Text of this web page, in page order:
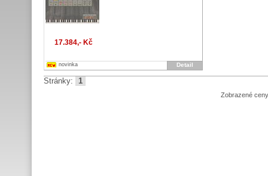
17.384,- Kč
novinka Detail
Stránky: 1
Zobrazené